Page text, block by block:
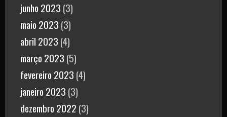
junho 2023 (3)
maio 2023 (3)
abril 2023 (4)
março 2023 (5)
fevereiro 2023 (4)
janeiro 2023 (3)
dezembro 2022 (3)